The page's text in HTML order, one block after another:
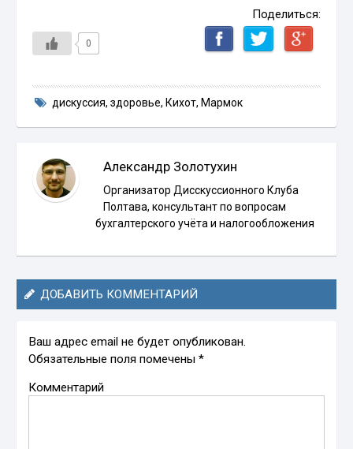
Поделиться:
0
дискуссия, здоровье, Кихот, Мармок
Александр Золотухин
Организатор Дисскуссионного Клуба
Полтава, консультант по вопросам
бухгалтерского учёта и налогообложения
ДОБАВИТЬ КОММЕНТАРИЙ
Ваш адрес email не будет опубликован.
Обязательные поля помечены*
Комментарий